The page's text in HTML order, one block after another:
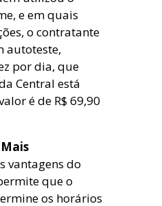
e em quais
o contratante
autoteste,
por dia, que
Central está
é de R$ 69,90
vantagens do
que o
os horários